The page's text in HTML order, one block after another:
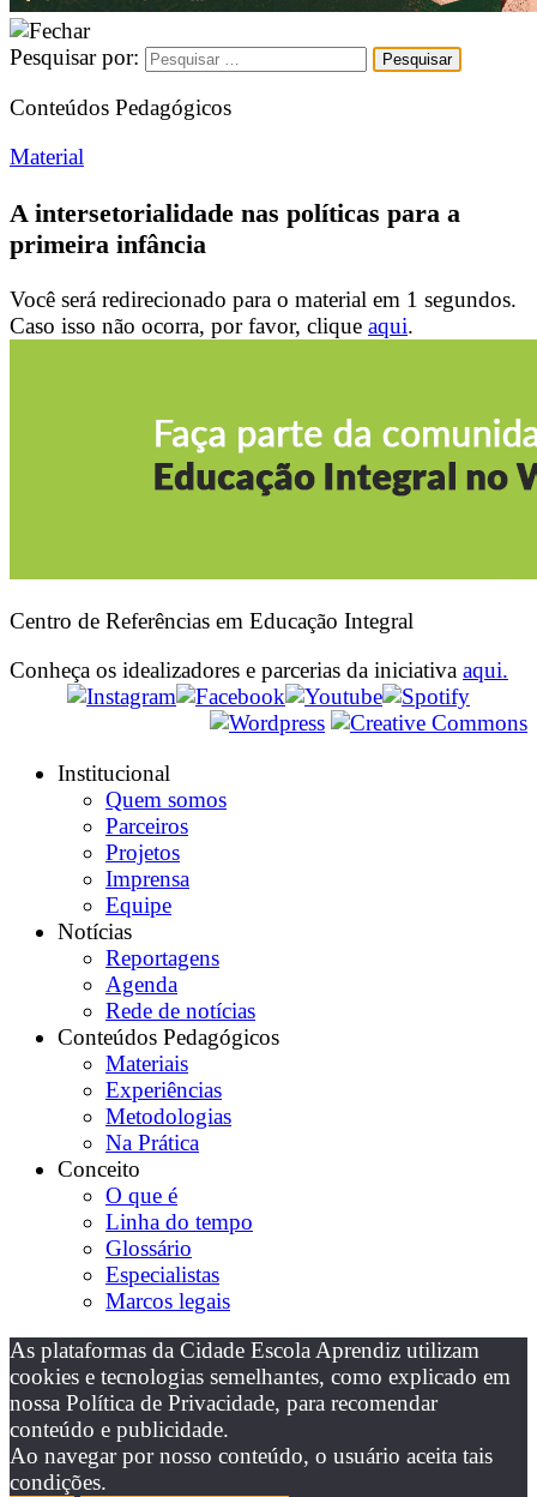
Pesquisar por:
Conteúdos Pedagógicos
Material
A intersetorialidade nas políticas para a
primeira infância
Você será redirecionado para o material em 1 segundos.
Caso isso não ocorra, por favor, clique aqui.
Centro de Referências em Educação Integral
Conheça os idealizadores e parcerias da iniciativa aqui.
Institucional
Quem somos
Parceiros
Projetos
Imprensa
Equipe
Notícias
Reportagens
Agenda
Rede de notícias
Conteúdos Pedagógicos
Materiais
Experiências
Metodologias
Na Prática
Conceito
O que é
Linha do tempo
Glossário
Especialistas
Marcos legais
As plataformas da Cidade Escola Aprendiz utilizam
cookies e tecnologias semelhantes, como explicado em
nossa Política de Privacidade, para recomendar
conteúdo e publicidade.
Ao navegar por nosso conteúdo, o usuário aceita tais
condições.